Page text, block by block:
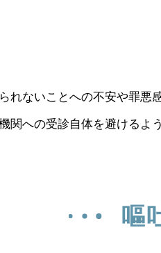
れないことへの不安や罪
関への受診自体を避けるよ
嘔